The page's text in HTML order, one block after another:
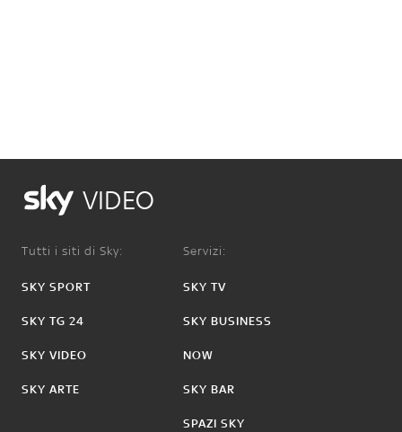
VIDEO
Tutti i siti di Sky:
SKY SPORT
SKY TG 24
SKY VIDEO
SKY ARTE
Servizi:
SKY TV
SKY BUSINESS
NOW
SKY BAR
SPAZI SKY